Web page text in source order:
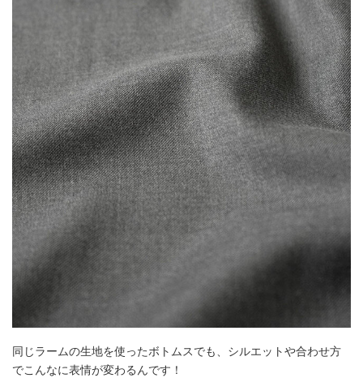
同じラームの生地を使ったボトムスでも、シルエットや合わせ方
でこんなに表情が変わるんです！